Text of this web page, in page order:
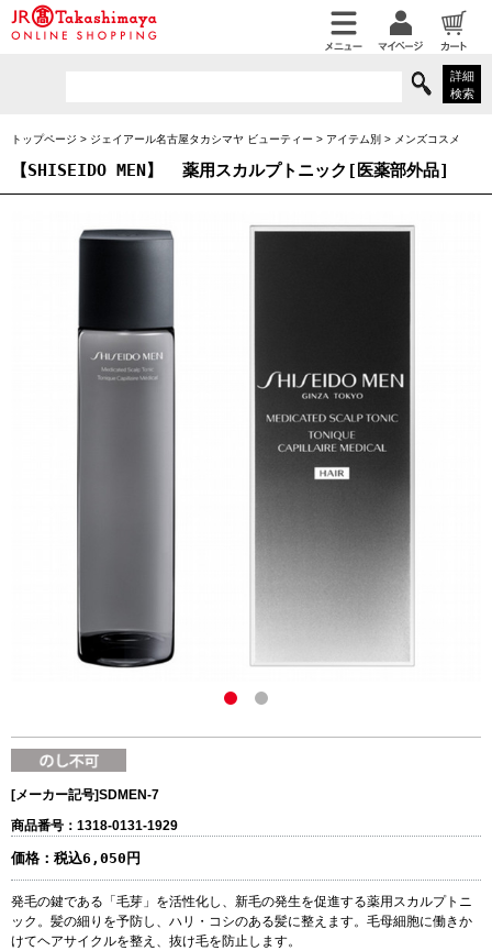
詳細
検索
トップページ > ジェイアール名古屋タカシマヤ ビューティー > アイテム別 > メンズコスメ
【SHISEIDO MEN】 薬用スカルプトニック[医薬部外品]
[メーカー記号]SDMEN-7
商品番号：1318-0131-1929
価格： 税込6,050円
発毛の鍵である「毛芽」を活性化し、新毛の発生を促進する薬用スカルプトニ
ック。髪の細りを予防し、ハリ・コシのある髪に整えます。毛母細胞に働きか
けてヘアサイクルを整え、抜け毛を防止します。